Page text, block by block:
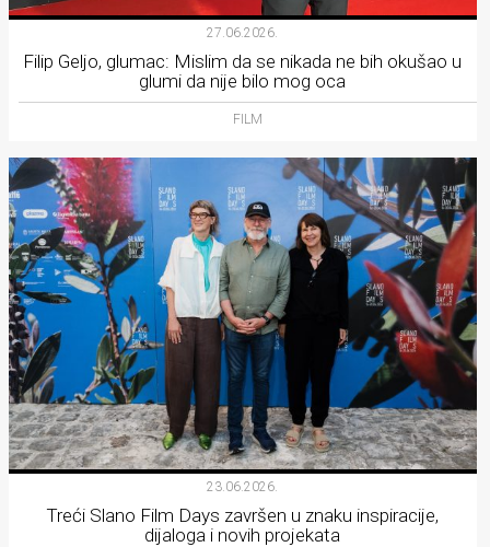
27.06.2026.
Filip Geljo, glumac: Mislim da se nikada ne bih okušao u
glumi da nije bilo mog oca
FILM
23.06.2026.
Treći Slano Film Days završen u znaku inspiracije,
dijaloga i novih projekata